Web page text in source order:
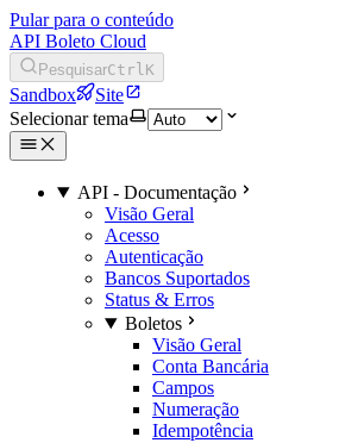
Pular para o conteúdo
API Boleto Cloud
PesquisarCtrlK
Sandbox
Site
Selecionar tema
API - Documentação
Visão Geral
Acesso
Autenticação
Bancos Suportados
Status & Erros
Boletos
Visão Geral
Conta Bancária
Campos
Numeração
Idempotência